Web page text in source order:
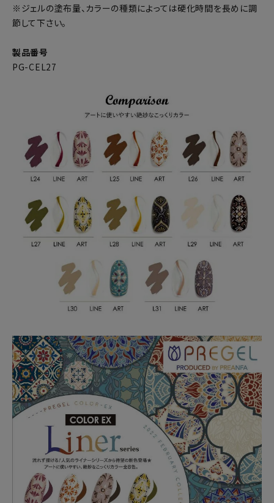
※ジェルの塗布量、カラーの種類によっては硬化時間を長めに調
節して下さい。
製品番号
PG-CEL27